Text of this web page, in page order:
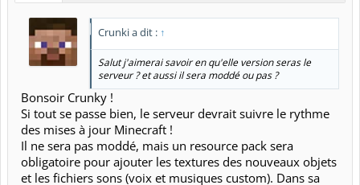
Crunki a dit : ↑
Salut j'aimerai savoir en qu'elle version seras le
serveur ? et aussi il sera moddé ou pas ?
Bonsoir Crunky !
Si tout se passe bien, le serveur devrait suivre le rythme
des mises à jour Minecraft !
Il ne sera pas moddé, mais un resource pack sera
obligatoire pour ajouter les textures des nouveaux objets
et les fichiers sons (voix et musiques custom). Dans sa